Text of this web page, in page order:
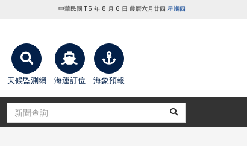
中華民國 115 年 8 月 6 日 農曆六月廿四 星期四
天候監測網 海運訂位 海象預報